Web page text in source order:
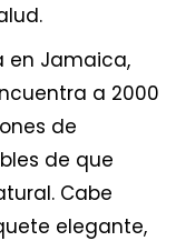
en Jamaica,
a 2000
de
de que
Cabe
elegante,